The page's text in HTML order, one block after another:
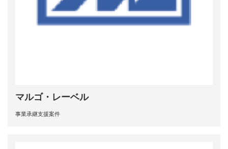
マルゴ・レーベル
事業承継支援案件